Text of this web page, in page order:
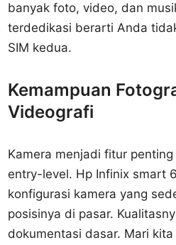
banyak foto, video, dan
terdedikasi berarti Anda
SIM kedua.
Kemampuan
Videografi
Kamera menjadi fitur
entry-level. Hp Infinix smart
konfigurasi kamera yang
posisinya di pasar.
dokumentasi dasar. Mari